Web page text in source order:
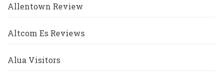
Allentown Review
Altcom Es Reviews
Alua Visitors